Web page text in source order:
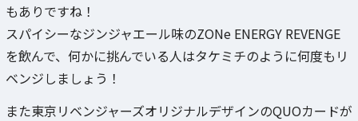
もありですね！
スパイシーなジンジャエール味のZONe ENERGY REVENGE
を飲んで、何かに挑んでいる人はタケミチのように何度もリ
ベンジしましょう！
また東京リベンジャーズオリジナルデザインのQUOカードが